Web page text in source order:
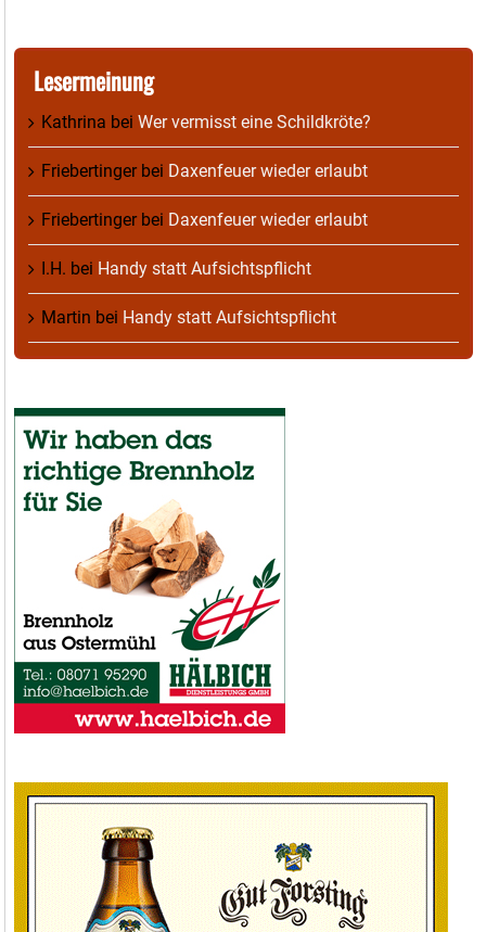
Lesermeinung
Kathrina bei Wer vermisst eine Schildkröte?
Friebertingerbei Daxenfeuer wieder erlaubt
Friebertingerbei Daxenfeuer wieder erlaubt
I.H. bei Handy statt Aufsichtspflicht
Martin bei Handy statt Aufsichtspflicht